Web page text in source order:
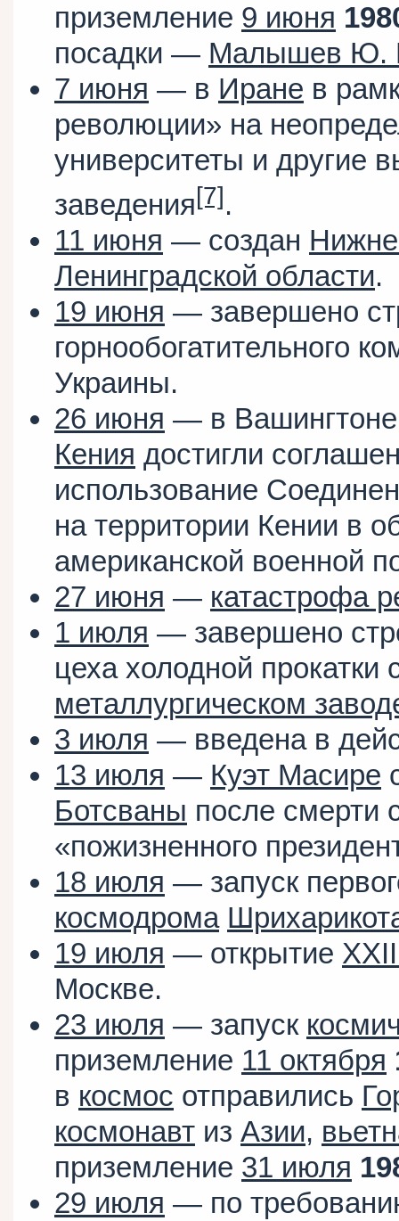
приземление 9 июня
посадки — Малышев Ю.
7 июня — в Иране в
революции» на
университеты и другие
заведения[7].
11 июня — создан
Ленинградской области.
19 июня — завершено
горнообогатительного
Украины.
26 июня — в
Кения достигли
использование
на территории Кении в
американской военной
27 июня — катастрофа
1 июля — завершено
цеха холодной прокатки
металлургическом
3 июля — введена в
13 июля — Куэт Масире
Ботсваны после смерти
«пожизненного
18 июля — запуск
космодрома
19 июля — открытие
Москве.
23 июля — запуск
приземление 11 октября
в космос отправились
космонавт из Азии,
приземление 31 июля
29 июля — по